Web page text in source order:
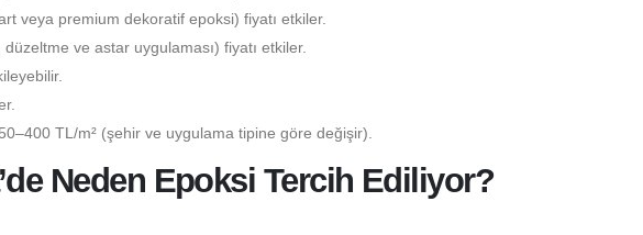
veya premium dekoratif epoksi) fiyatı etkiler.
ve astar uygulaması) fiyatı etkiler.
TL/m² (şehir ve uygulama tipine göre değişir).
Neden Epoksi Tercih Ediliyor?